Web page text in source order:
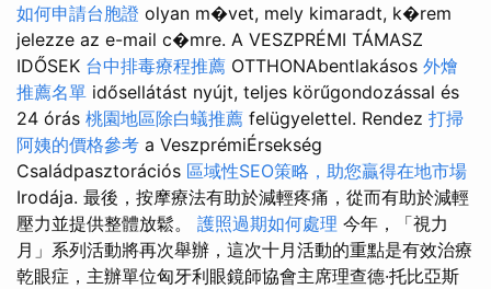
如何申請台胞證 olyan m�vet, mely kimaradt, k�rem
jelezze az e-mail c�mre. A VESZPRÉMI TÁMASZ
IDŐSEK 台中排毒療程推薦 OTTHONAbentlakásos 外燴
推薦名單 idősellátást nyújt, teljes körűgondozással és
24 órás 桃園地區除白蟻推薦 felügyelettel. Rendez 打掃
阿姨的價格參考 a VeszprémiÉrsekség
Családpasztorációs 區域性SEO策略，助您贏得在地市場
Irodája. 最後，按摩療法有助於減輕疼痛，從而有助於減輕
壓力並提供整體放鬆。 護照過期如何處理 今年，「視力
月」系列活動將再次舉辦，這次十月活動的重點是有效治療
乾眼症，主辦單位匈牙利眼鏡師協會主席理查德·托比亞斯